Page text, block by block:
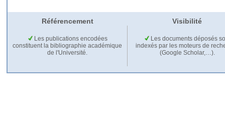
Référencement Visibilité
Les publications encodées
constituent la bibliographie académique
de l'Université.
Les documents déposés
indexés par les moteurs de
(Google Scholar,…).